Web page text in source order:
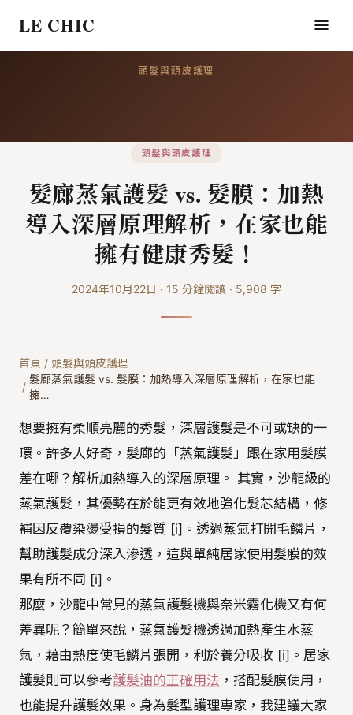
LE CHIC
頭髮與頭皮護理
頭髮與頭皮護理
髮廊蒸氣護髮 vs. 髮膜：加熱
導入深層原理解析，在家也能
擁有健康秀髮！
2024年10月22日 · 15 分鐘閱讀 · 5,908 字
首頁 / 頭髮與頭皮護理
/
髮廊蒸氣護髮 vs. 髮膜：加熱導入深層原理解析，在家也能
擁…
想要擁有柔順亮麗的秀髮，深層護髮是不可或缺的一
環。許多人好奇，髮廊的「蒸氣護髮」跟在家用髮膜
差在哪？解析加熱導入的深層原理。 其實，沙龍級的
蒸氣護髮，其優勢在於能更有效地強化髮芯結構，修
補因反覆染燙受損的髮質 [i]。透過蒸氣打開毛鱗片，
幫助護髮成分深入滲透，這與單純居家使用髮膜的效
果有所不同 [i]。
那麼，沙龍中常見的蒸氣護髮機與奈米霧化機又有何
差異呢？簡單來說，蒸氣護髮機透過加熱產生水蒸
氣，藉由熱度使毛鱗片張開，利於養分吸收 [i]。居家
護髮則可以參考護髮油的正確用法 ，搭配髮膜使用，
也能提升護髮效果。身為髮型護理專家，我建議大家